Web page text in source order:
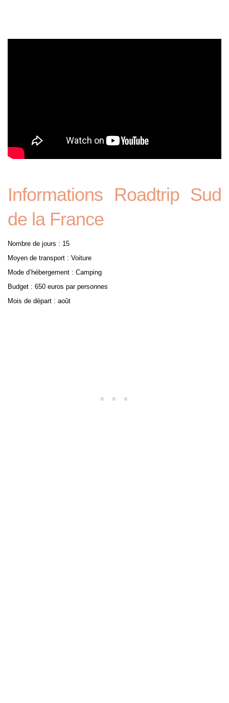
Informations Roadtrip Sud
de la France
Nombre de jours : 15
Moyen de transport : Voiture
Mode d’hébergement : Camping
Budget : 650 euros par personnes
Mois de départ : août